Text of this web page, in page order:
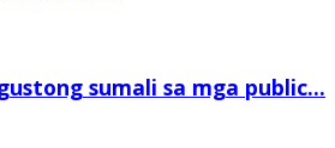
sumali sa mga public...